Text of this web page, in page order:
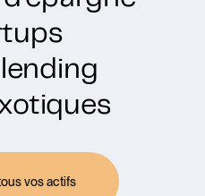
vos actifs